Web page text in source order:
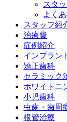
スタ
よく
スタッフ紹
治療費
症例紹介
インプラン
矯正歯科
セラミック
ホワイトニ
小児歯科
虫歯・歯周
根管治療